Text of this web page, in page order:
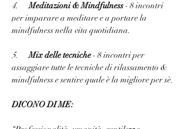
4. Meditazioni & Mindfulness - 8 incontri
per imparare a meditare e a portare la
mindfulness nella vita quotidiana.
5. Mix delle tecniche - 8 incontri per
assaggiare tutte le tecniche di rilassamento &
mindfulness e sentire quale è la migliore per sè.
DICONO DI ME: